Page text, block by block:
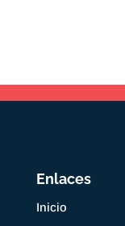
Enlaces
Inicio